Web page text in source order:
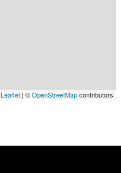
Leaflet | ©OpenStreetMapcontributors